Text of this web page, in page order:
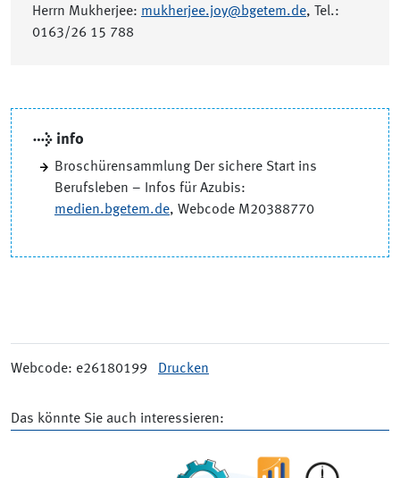
Herrn Mukherjee: mukherjee.joy@bgetem.de, Tel.:
0163/26 15 788
→ info
Broschürensammlung Der sichere Start ins
Berufsleben – Infos für Azubis:
medien.bgetem.de, Webcode M20388770
Webcode: e26180199 Drucken
Das könnte Sie auch interessieren: